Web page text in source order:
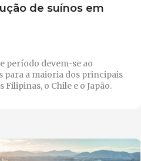
de suínos em
período devem-se ao
para a maioria dos principais
o Chile e o Japão.